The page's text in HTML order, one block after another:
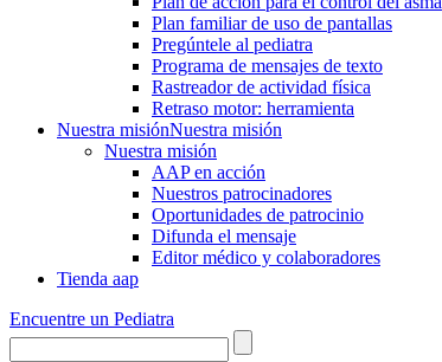
Plan familiar de uso de pantallas
Pregúntele al pediatra
Programa de mensajes de texto
Rastre​​ador de activida​d física
Retraso motor: herramienta
Nuestra misiónNuestra misión
Nuestra misión
AAP en acción
Nuestros patrocinadores
Oportunidades de patrocinio
Difunda el mensaje
Editor médico y colaboradores
Tienda aap
Encuentre un Pediatra